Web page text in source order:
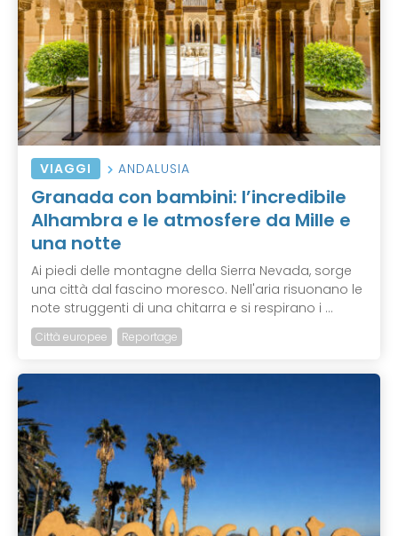
VIAGGI ANDALUSIA
Granada con bambini: l’incredibile
Alhambra e le atmosfere da Mille e
una notte
Ai piedi delle montagne della Sierra Nevada, sorge
una città dal fascino moresco. Nell'aria risuonano le
note struggenti di una chitarra e si respirano i ...
Città europee Reportage